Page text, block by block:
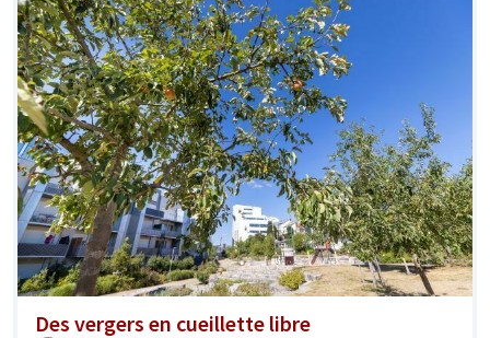
Des vergers en cueillette libre